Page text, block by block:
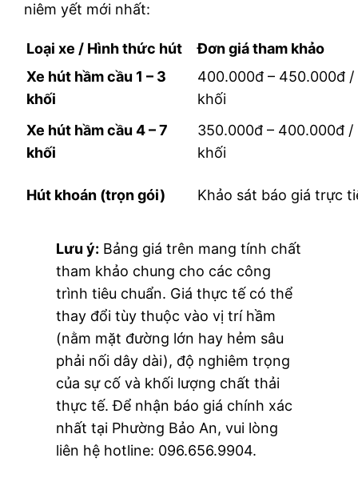
niêm yết mới nhất:
Loại xe / Hình thức hút
Đơn giá tham khảo
Xe hút hầm cầu 1 – 3
khối
400.000đ – 450.000đ /
khối
Xe hút hầm cầu 4 – 7
khối
350.000đ – 400.000đ /
khối
Hút khoán (trọn gói) Khảo sát báo giá trực
Lưu ý: Bảng giá trên mang tính chất
tham khảo chung cho các công
trình tiêu chuẩn. Giá thực tế có thể
thay đổi tùy thuộc vào vị trí hầm
(nằm mặt đường lớn hay hẻm sâu
phải nối dây dài), độ nghiêm trọng
của sự cố và khối lượng chất thải
thực tế. Để nhận báo giá chính xác
nhất tại Phường Bảo An, vui lòng
liên hệ hotline: 096.656.9904.